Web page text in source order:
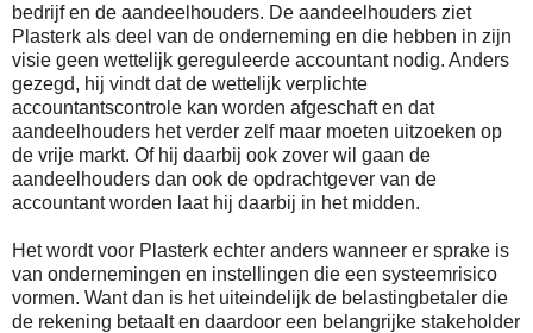
bedrijf en de aandeelhouders. De aandeelhouders ziet
Plasterk als deel van de onderneming en die hebben in zijn
visie geen wettelijk gereguleerde accountant nodig. Anders
gezegd, hij vindt dat de wettelijk verplichte
accountantscontrole kan worden afgeschaft en dat
aandeelhouders het verder zelf maar moeten uitzoeken op
de vrije markt. Of hij daarbij ook zover wil gaan de
aandeelhouders dan ook de opdrachtgever van de
accountant worden laat hij daarbij in het midden.
Het wordt voor Plasterk echter anders wanneer er sprake is
van ondernemingen en instellingen die een systeemrisico
vormen. Want dan is het uiteindelijk de belastingbetaler die
de rekening betaalt en daardoor een belangrijke stakeholder